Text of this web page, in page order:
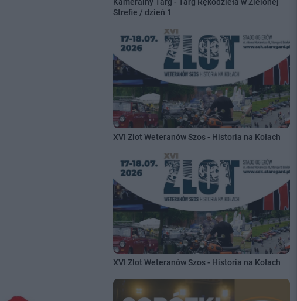
Kameralny Targ - Targ Rękodzieła w Zielonej
Strefie / dzień 1
XVI Zlot Weteranów Szos - Historia na Kołach
XVI Zlot Weteranów Szos - Historia na Kołach